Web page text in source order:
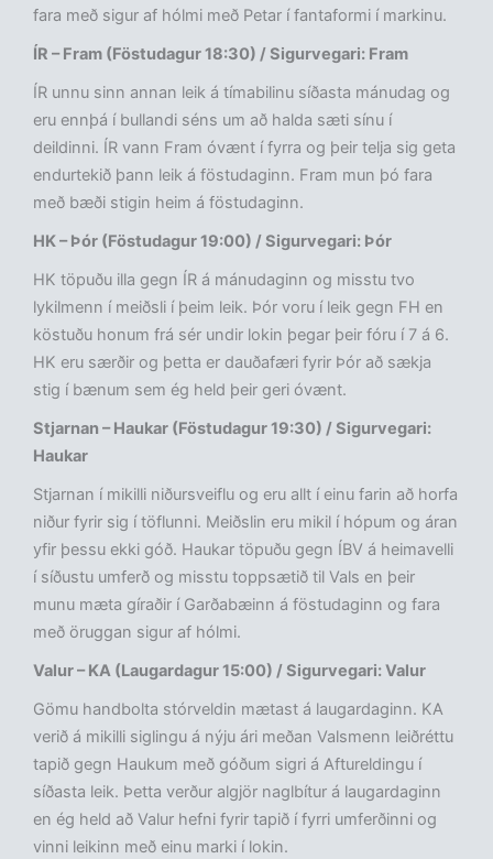
fara með sigur af hólmi með Petar í fantaformi í markinu.
ÍR – Fram (Föstudagur 18:30) / Sigurvegari: Fram
ÍR unnu sinn annan leik á tímabilinu síðasta mánudag og
eru ennþá í bullandi séns um að halda sæti sínu í
deildinni. ÍR vann Fram óvænt í fyrra og þeir telja sig geta
endurtekið þann leik á föstudaginn. Fram mun þó fara
með bæði stigin heim á föstudaginn.
HK – Þór (Föstudagur 19:00) / Sigurvegari: Þór
HK töpuðu illa gegn ÍR á mánudaginn og misstu tvo
lykilmenn í meiðsli í þeim leik. Þór voru í leik gegn FH en
köstuðu honum frá sér undir lokin þegar þeir fóru í 7 á 6.
HK eru særðir og þetta er dauðafæri fyrir Þór að sækja
stig í bænum sem ég held þeir geri óvænt.
Stjarnan – Haukar (Föstudagur 19:30) / Sigurvegari:
Haukar
Stjarnan í mikilli niðursveiflu og eru allt í einu farin að horfa
niður fyrir sig í töflunni. Meiðslin eru mikil í hópum og áran
yfir þessu ekki góð. Haukar töpuðu gegn ÍBV á heimavelli
í síðustu umferð og misstu toppsætið til Vals en þeir
munu mæta gíraðir í Garðabæinn á föstudaginn og fara
með öruggan sigur af hólmi.
Valur – KA (Laugardagur 15:00) / Sigurvegari: Valur
Gömu handbolta stórveldin mætast á laugardaginn. KA
verið á mikilli siglingu á nýju ári meðan Valsmenn leiðréttu
tapið gegn Haukum með góðum sigri á Aftureldingu í
síðasta leik. Þetta verður algjör naglbítur á laugardaginn
en ég held að Valur hefni fyrir tapið í fyrri umferðinni og
vinni leikinn með einu marki í lokin.